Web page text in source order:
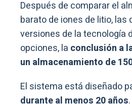
Después de comparar el
barato de iones de litio, las
versiones de la tecnología
opciones, la conclusión a
un almacenamiento de
El sistema está diseñado
durante al menos 20 años